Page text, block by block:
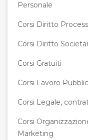
Personale
Corsi Diritto
Corsi Diritto
Corsi Gratuiti
Corsi Lavoro
Corsi Legale,
Corsi
Marketing